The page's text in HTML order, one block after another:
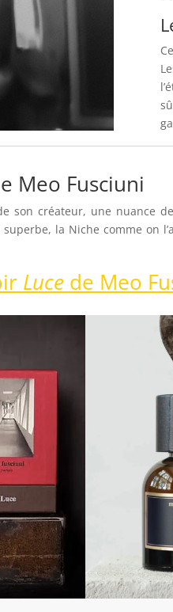
Meo Fusciuni
son créateur, une nuance
superbe, la Niche comme on
Luce de Meo